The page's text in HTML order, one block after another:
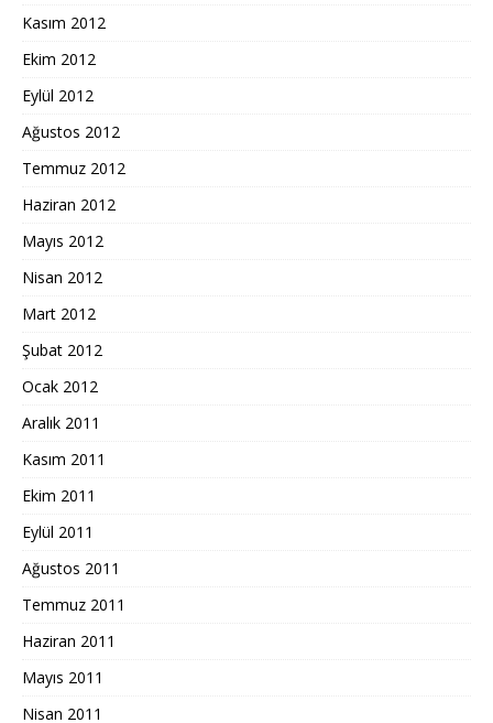
Kasım 2012
Ekim 2012
Eylül 2012
Ağustos 2012
Temmuz 2012
Haziran 2012
Mayıs 2012
Nisan 2012
Mart 2012
Şubat 2012
Ocak 2012
Aralık 2011
Kasım 2011
Ekim 2011
Eylül 2011
Ağustos 2011
Temmuz 2011
Haziran 2011
Mayıs 2011
Nisan 2011